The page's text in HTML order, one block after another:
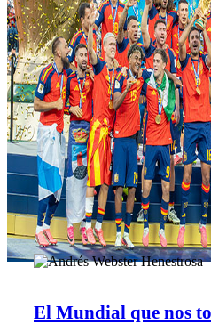
El Mundial que nos